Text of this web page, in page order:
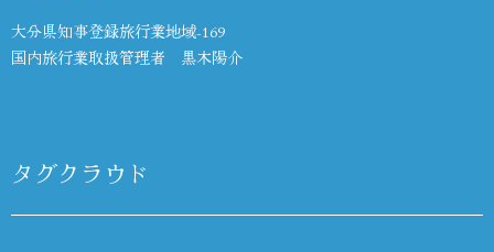
大分県知事登録旅行業地域-169
国内旅行業取扱管理者 黒木陽介
タグクラウド